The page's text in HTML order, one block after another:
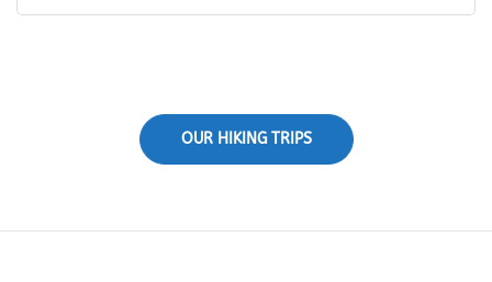
OUR HIKING TRIPS